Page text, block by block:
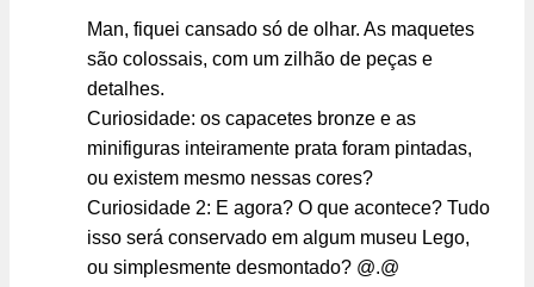
Man, fiquei cansado só de olhar. As maquetes
são colossais, com um zilhão de peças e
detalhes.
Curiosidade: os capacetes bronze e as
minifiguras inteiramente prata foram pintadas,
ou existem mesmo nessas cores?
Curiosidade 2: E agora? O que acontece? Tudo
isso será conservado em algum museu Lego,
ou simplesmente desmontado? @.@